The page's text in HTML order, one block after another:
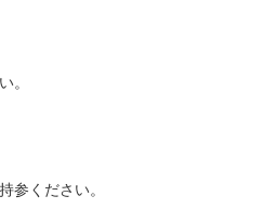
。
参ください。